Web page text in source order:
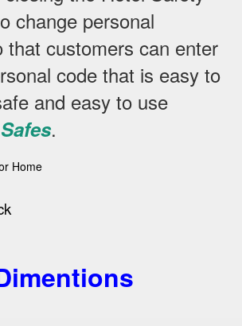
change personal
that customers can enter
code that is easy to
and easy to use
.